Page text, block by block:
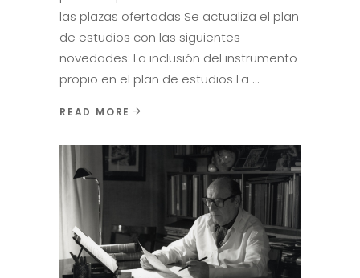
las plazas ofertadas Se actualiza el plan
de estudios con las siguientes
novedades: La inclusión del instrumento
propio en el plan de estudios La
READ MORE